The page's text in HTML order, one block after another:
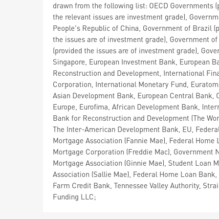
drawn from the following list: OECD Governments
the relevant issues are investment grade),
People's Republic of China, Government of Brazil
the issues are of investment grade), Government
(provided the issues are of investment grade),
Singapore, European Investment Bank, European
Reconstruction and Development, International
Corporation, International Monetary Fund,
Asian Development Bank, European Central Bank,
Europe, Eurofima, African Development Bank,
Bank for Reconstruction and Development (The
The Inter-American Development Bank, EU,
Mortgage Association (Fannie Mae), Federal Home
Mortgage Corporation (Freddie Mac), Government
Mortgage Association (Ginnie Mae), Student Loan
Association (Sallie Mae), Federal Home Loan
Farm Credit Bank, Tennessee Valley Authority,
Funding LLC;